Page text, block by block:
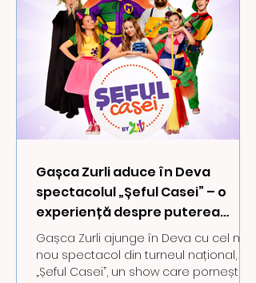
Gașca Zurli aduce în Deva
spectacolul „Șeful Casei” – o
experiență despre puterea
exemplului în familie
Gașca Zurli ajunge în Deva cu cel mai
nou spectacol din turneul național,
„Șeful Casei”, un show care pornește